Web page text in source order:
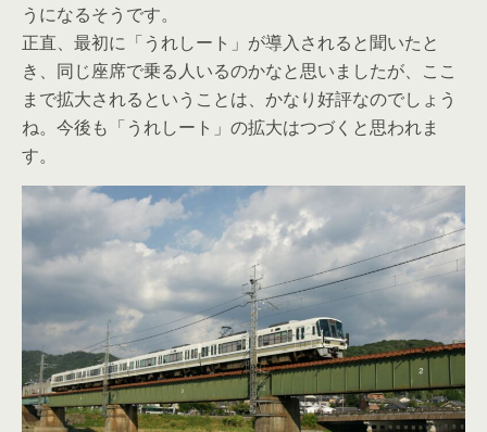
うになるそうです。
正直、最初に「うれしート」が導入されると聞いたと
き、同じ座席で乗る人いるのかなと思いましたが、ここ
まで拡大されるということは、かなり好評なのでしょう
ね。今後も「うれしート」の拡大はつづくと思われま
す。